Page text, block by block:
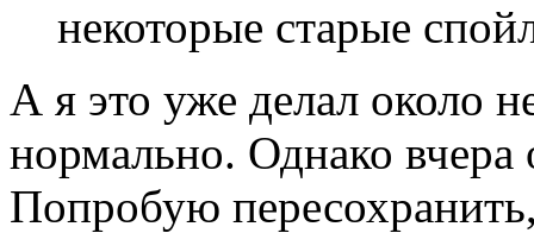
некоторые старые
А я это уже делал около
нормально. Однако вчера
Попробую